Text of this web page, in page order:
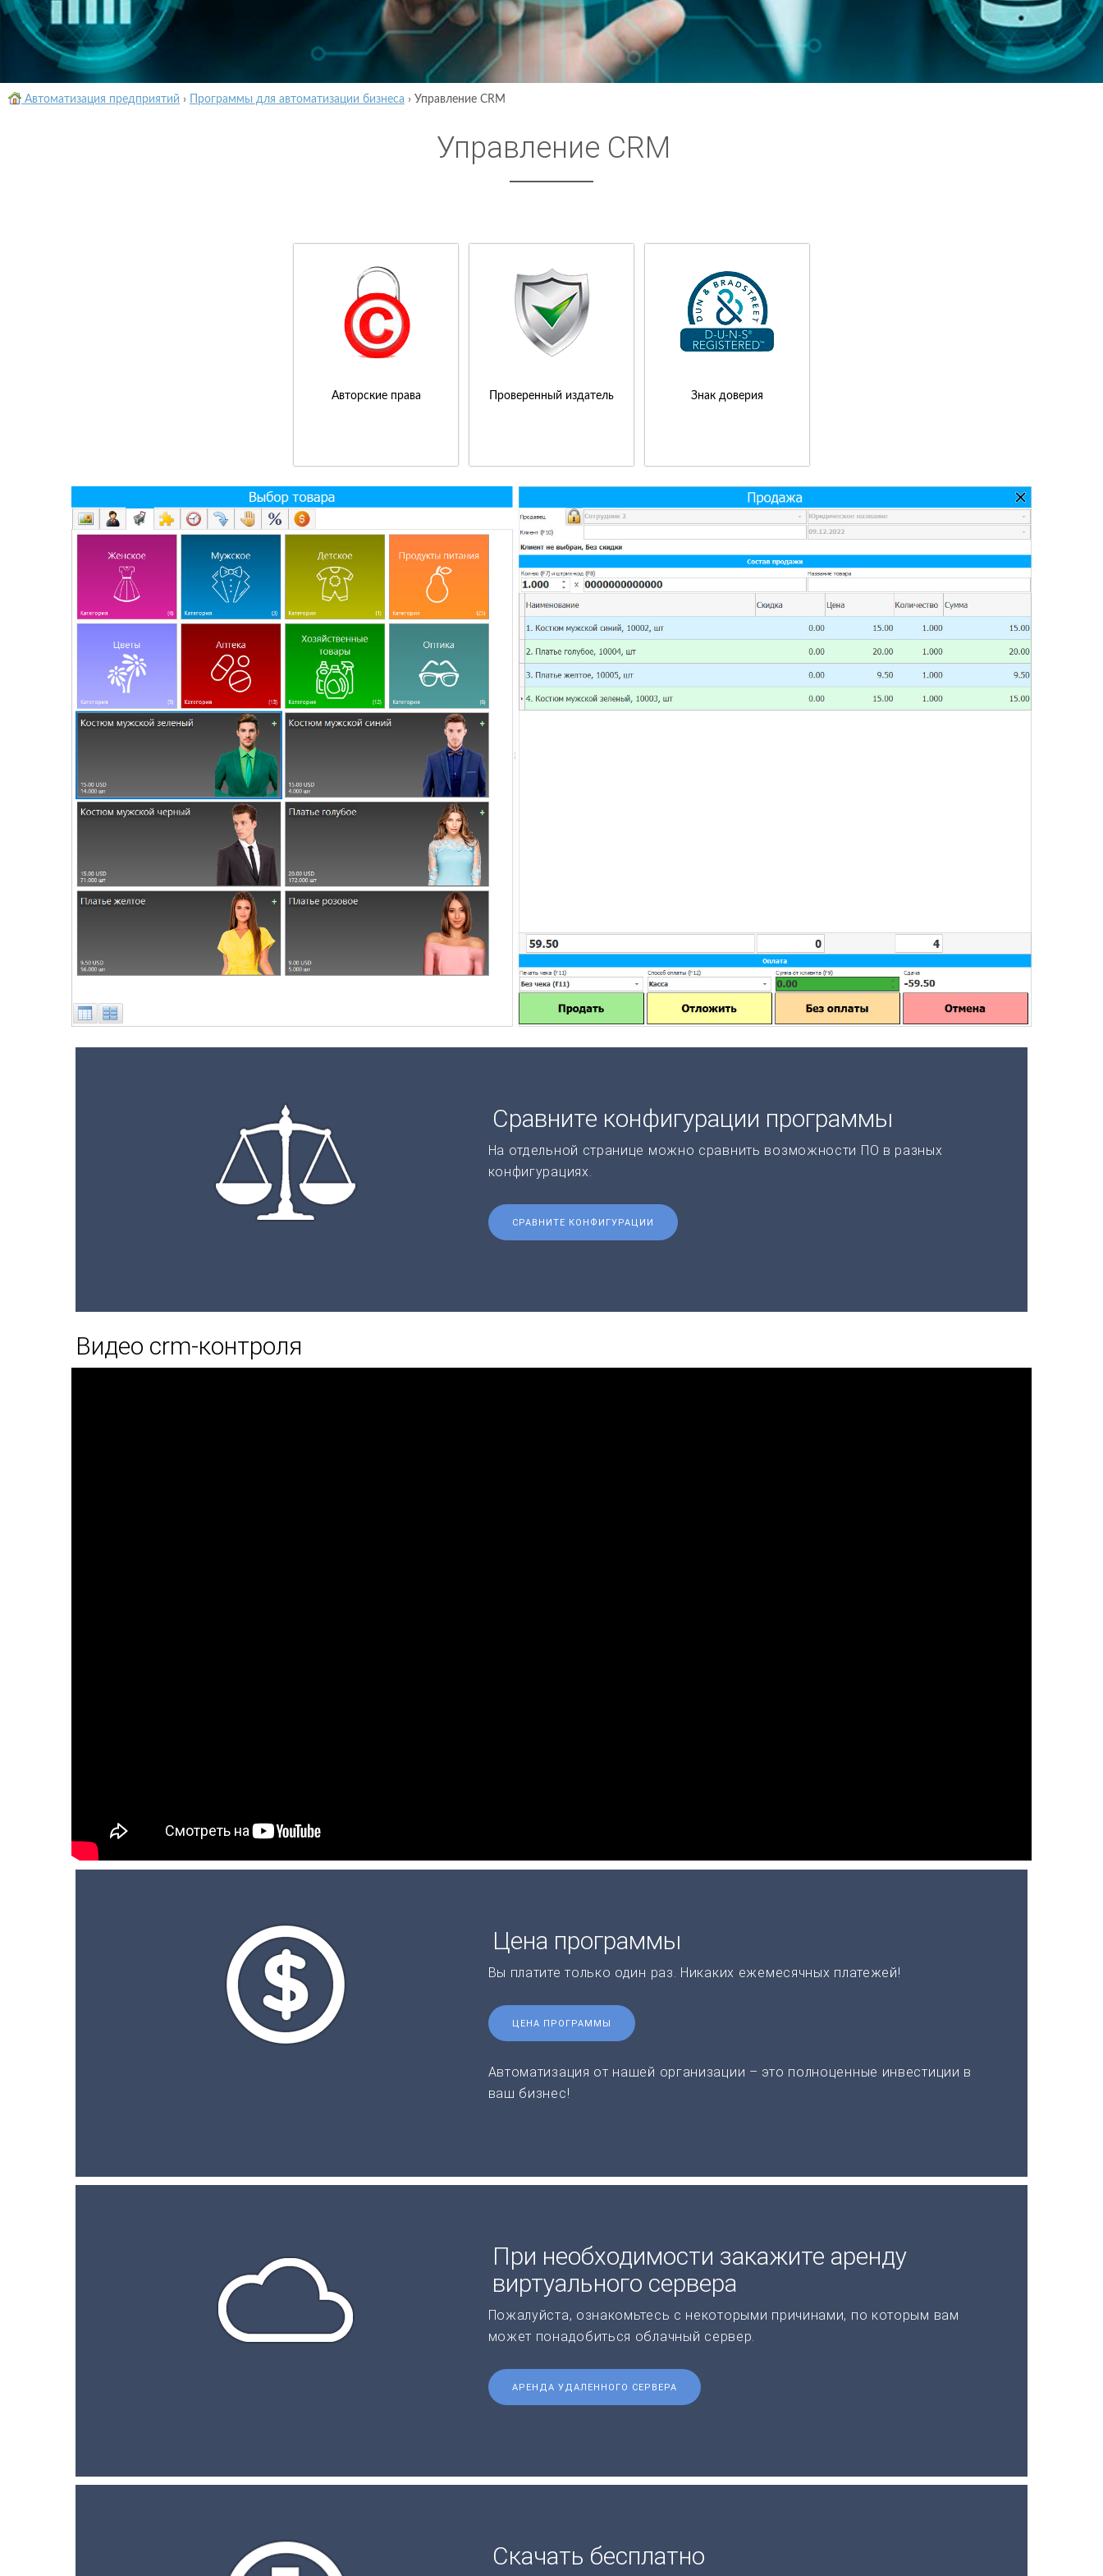
Автоматизация предприятий › Программы для автоматизации бизнеса › Управление CRM
Управление CRM
Авторские права Проверенный издатель Знак доверия
Сравните конфигурации программы
На отдельной странице можно сравнить возможности ПО в разных
конфигурациях.
СРАВНИТЕ КОНФИГУРАЦИИ
Видео crm-контроля
Цена программы
Вы платите только один раз. Никаких ежемесячных платежей!
ЦЕНА ПРОГРАММЫ
Автоматизация от нашей организации – это полноценные инвестиции в
ваш бизнес!
При необходимости закажите аренду
виртуального сервера
Пожалуйста, ознакомьтесь с некоторыми причинами, по которым вам
может понадобиться облачный сервер.
АРЕНДА УДАЛЕННОГО СЕРВЕРА
Скачать бесплатно